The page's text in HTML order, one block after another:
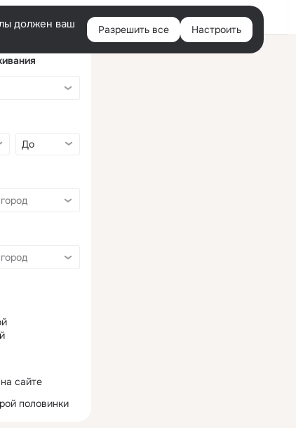
Войти
должен ваш
Разрешить все Настроить
сайте
половинки